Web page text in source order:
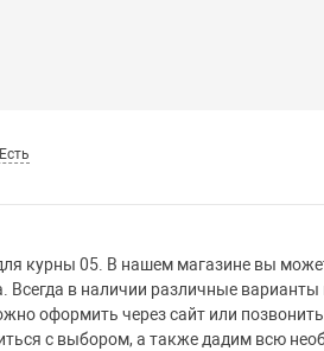
курны 05. В нашем магазине вы
Всегда в наличии различные варианты
оформить через сайт или
с выбором, а также дадим всю